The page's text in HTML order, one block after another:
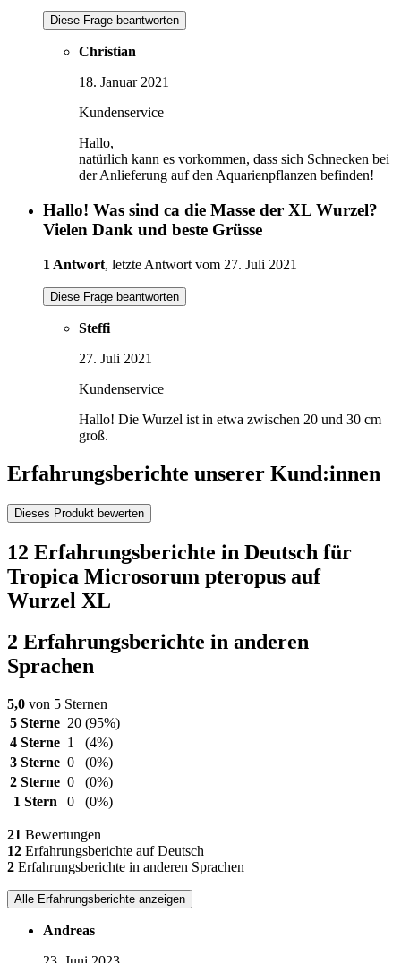
Diese Frage beantworten
Christian
18. Januar 2021
Kundenservice
Hallo,
natürlich kann es vorkommen, dass sich Schnecken bei
der Anlieferung auf den Aquarienpflanzen befinden!
Hallo! Was sind ca die Masse der XL Wurzel?
Vielen Dank und beste Grüsse
1 Antwort, letzte Antwort vom 27. Juli 2021
Diese Frage beantworten
Steffi
27. Juli 2021
Kundenservice
Hallo! Die Wurzel ist in etwa zwischen 20 und 30 cm
groß.
Erfahrungsberichte unserer Kund:innen
Dieses Produkt bewerten
12 Erfahrungsberichte in Deutsch für
Tropica Microsorum pteropus auf
Wurzel XL
2 Erfahrungsberichte in anderen
Sprachen
5,0 von 5 Sternen
5 Sterne 20 (95%)
4 Sterne 1
(4%)
3 Sterne 0
(0%)
2 Sterne 0
(0%)
1 Stern
0 (0%)
21 Bewertungen
12 Erfahrungsberichte auf Deutsch
2 Erfahrungsberichte in anderen Sprachen
Alle Erfahrungsberichte anzeigen
Andreas